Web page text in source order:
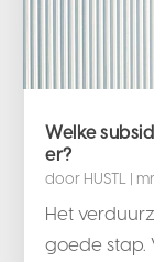
Welke
er?
door HUSTL |
Het
goede stap.